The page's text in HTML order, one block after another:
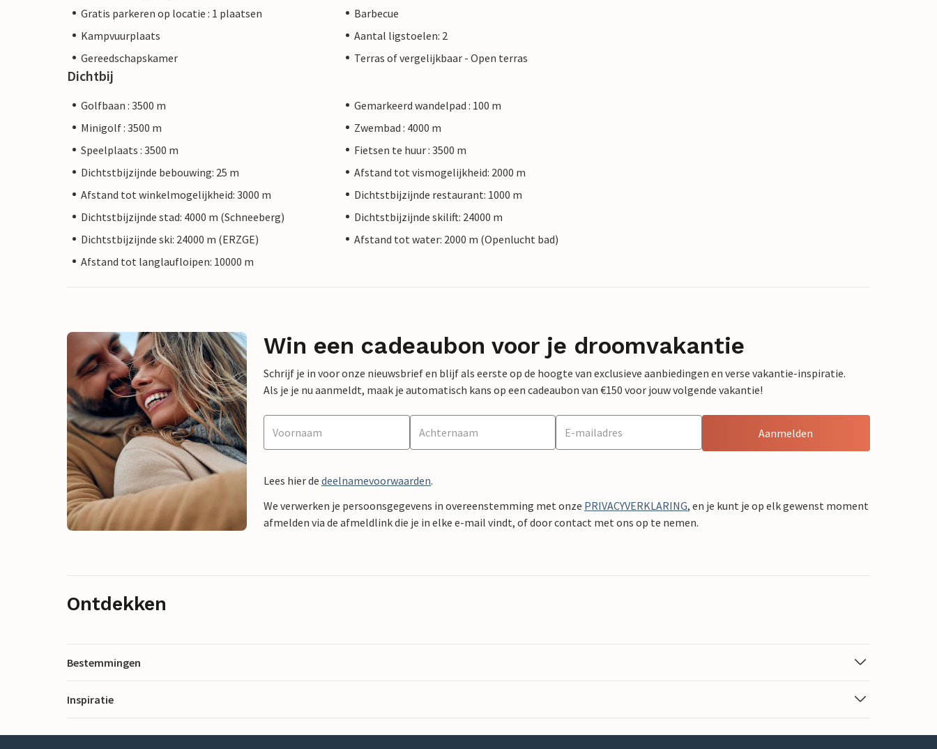
Gratis parkeren op locatie : 1 plaatsen
Barbecue
Kampvuurplaats
Aantal ligstoelen: 2
Gereedschapskamer
Terras of vergelijkbaar - Open terras
Dichtbij
Golfbaan : 3500 m
Gemarkeerd wandelpad : 100 m
Minigolf : 3500 m
Zwembad : 4000 m
Speelplaats : 3500 m
Fietsen te huur : 3500 m
Dichtstbijzijnde bebouwing: 25 m
Afstand tot vismogelijkheid: 2000 m
Afstand tot winkelmogelijkheid: 3000 m
Dichtstbijzijnde restaurant: 1000 m
Dichtstbijzijnde stad: 4000 m (Schneeberg)
Dichtstbijzijnde skilift: 24000 m
Dichtstbijzijnde ski: 24000 m (ERZGE)
Afstand tot water: 2000 m (Openlucht bad)
Afstand tot langlaufloipen: 10000 m
Win een cadeaubon voor je droomvakantie
Schrijf je in voor onze nieuwsbrief en blijf als eerste op de hoogte van exclusieve aanbiedingen en verse vakantie-inspiratie.
Als je je nu aanmeldt, maak je automatisch kans op een cadeaubon van €150 voor jouw volgende vakantie!
Aanmelden
Lees hier de deelnamevoorwaarden.
We verwerken je persoonsgegevens in overeenstemming met onze PRIVACYVERKLARING, en je kunt je op elk gewenst moment
afmelden via de afmeldlink die je in elke e-mail vindt, of door contact met ons op te nemen.
Ontdekken
Bestemmingen
Inspiratie